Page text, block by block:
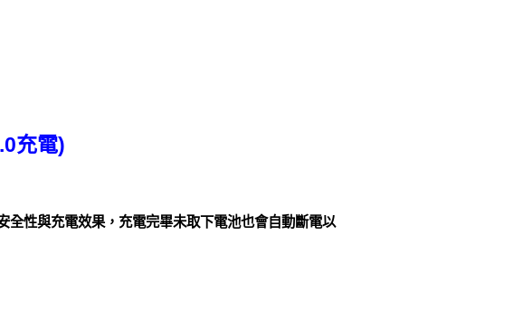
充電)
性與充電效果，充電完畢未取下電池也會自動斷電以